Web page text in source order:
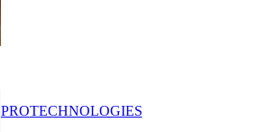
PROTECHNOLOGIES